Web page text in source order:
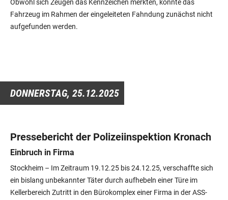
Obwohl sich Zeugen das Kennzeichen merkten, konnte das
Fahrzeug im Rahmen der eingeleiteten Fahndung zunächst nicht
aufgefunden werden.
DONNERSTAG, 25.12.2025
Pressebericht der Polizeiinspektion Kronach
Einbruch in Firma
Stockheim – Im Zeitraum 19.12.25 bis 24.12.25, verschaffte sich
ein bislang unbekannter Täter durch aufhebeln einer Türe im
Kellerbereich Zutritt in den Bürokomplex einer Firma in der ASS-